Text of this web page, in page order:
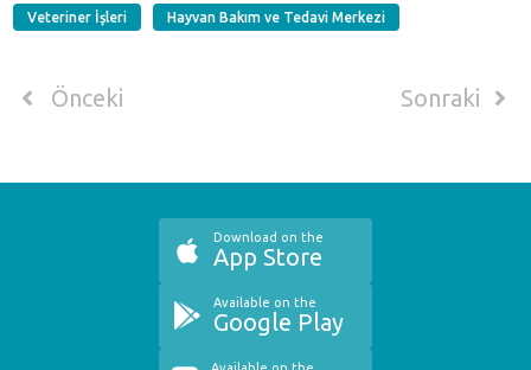
Veteriner İşleri Hayvan Bakım ve Tedavi Merkezi
Önceki Sonraki
Download on the
App Store
Available on the
Google Play